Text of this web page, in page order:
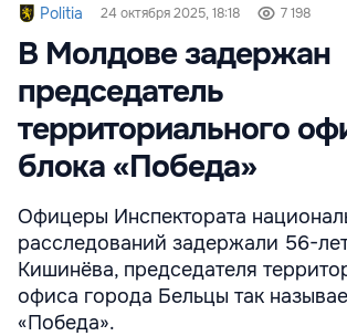
Politia 24 октября 2025, 18:18 7 198
В Молдове задержан
председатель
территориального
блока «Победа»
Офицеры Инспектората
расследований задержали 56-
Кишинёва, председателя
офиса города Бельцы так
«Победа».